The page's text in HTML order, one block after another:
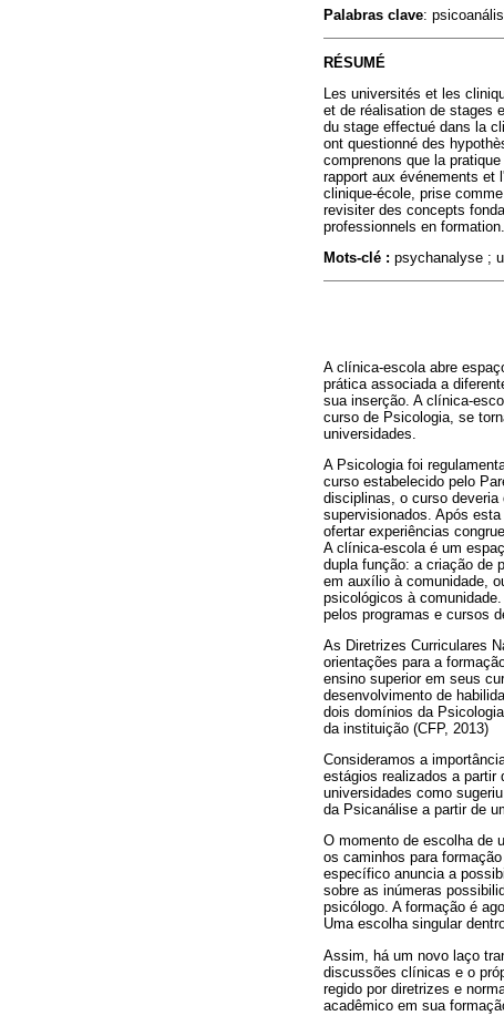
Palabras clave:
RÉSUMÉ
Les universités et les
et de réalisation de stages
du stage effectué dans la
ont questionné des
comprenons que la
rapport aux événements et
clinique-école, prise
revisiter des concepts
professionnels en formation.
Mots-clé : psychanalyse ;
A clínica-escola abre
prática associada a
sua inserção. A clínica-
curso de Psicologia, se
universidades.
A Psicologia foi
curso estabelecido pelo
disciplinas, o curso
supervisionados. Após
ofertar experiências
A clínica-escola é um
dupla função: a criação de
em auxílio à comunidade,
psicológicos à
pelos programas e cursos
As Diretrizes Curriculares
orientações para a
ensino superior em seus
desenvolvimento de
dois domínios da
da instituição (CFP, 2013)
Consideramos a
estágios realizados a partir
universidades como
da Psicanálise a partir de
O momento de escolha de
os caminhos para
específico anuncia a
sobre as inúmeras
psicólogo. A formação é
Uma escolha singular
Assim, há um novo laço
discussões clínicas e o
regido por diretrizes e
acadêmico em sua